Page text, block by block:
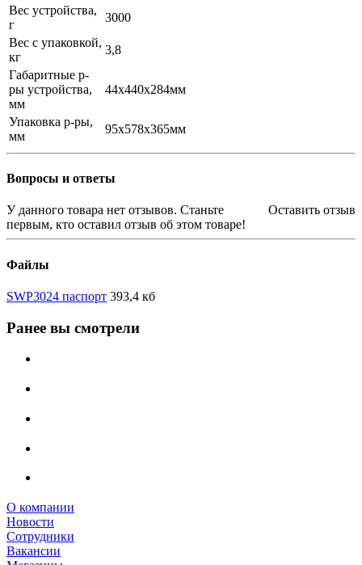
Вес устройства,
г
3000
Вес с упаковкой,
кг
3,8
Габаритные р-
ры устройства,
мм
44x440x284мм
Упаковка р-ры,
мм
95x578x365мм
Вопросы и ответы
Оставить отзыв
У данного товара нет отзывов. Станьте
первым, кто оставил отзыв об этом товаре!
Файлы
SWP3024 паспорт 393,4 кб
Ранее вы смотрели
О компании
Новости
Сотрудники
Вакансии